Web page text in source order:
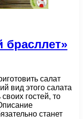
брасллет»
салат
вид этого салата
гостей, то
станет